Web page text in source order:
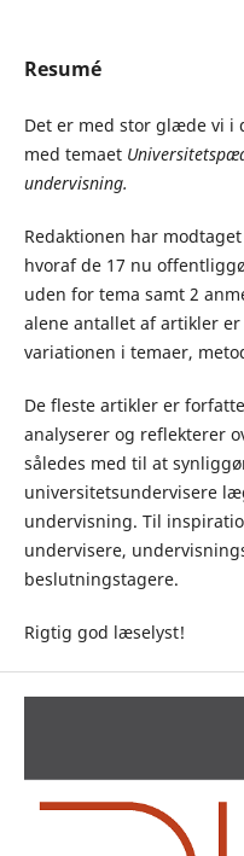
Resumé
Det er med stor glæde vi i
med temaet
undervisning.
Redaktionen har
hvoraf de 17 nu
uden for tema samt 2
alene antallet af artikler
variationen i temaer,
De fleste artikler er
analyserer og reflekterer
således med til at
universitetsundervisere
undervisning. Til
undervisere,
beslutningstagere.
Rigtig god læselyst!